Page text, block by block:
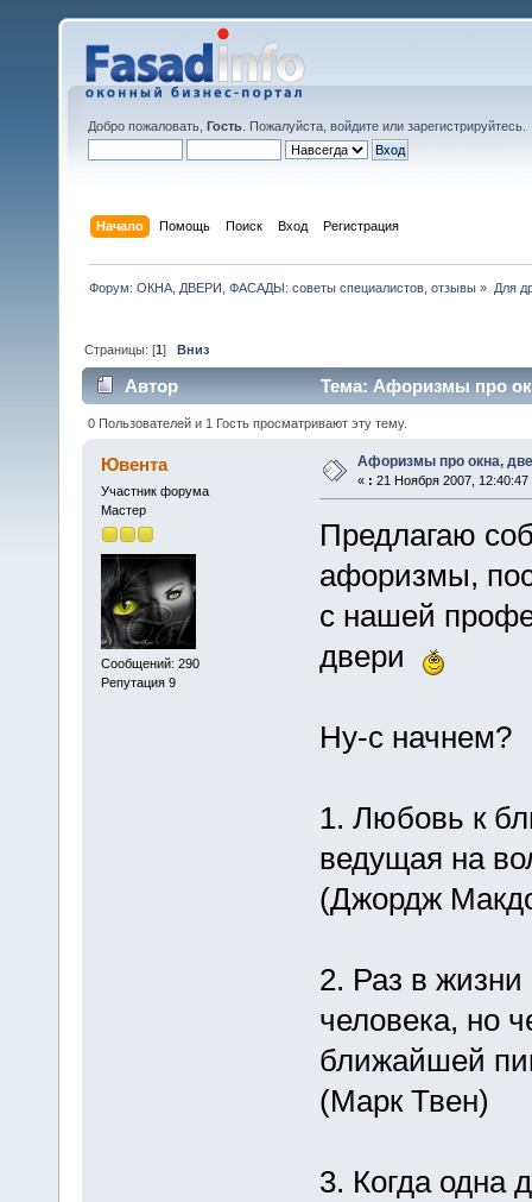
Добро пожаловать, Гость . Пожалуйста, войдите или зарегистрируйтесь
Начало Помощь Поиск Вход Регистрация
Форум: ОКНА, ДВЕРИ, ФАСАДЫ: советы специалистов, отзывы » Для
Страницы: [1]Вниз
Автор Тема: Афоризмы про
0 Пользователей и 1 Гость просматривают эту тему.
Ювента
Участник форума
Мастер
Сообщений: 290
Репутация 9
Афоризмы про окна,
« : 21 Ноября 2007, 12:40:47
Предлагаю
афоризмы,
с нашей
двери
Ну-с начнем?
1. Любовь к
ведущая на
(Джордж
2. Раз в жизни
человека, но
ближайшей
(Марк Твен)
3. Когда одна